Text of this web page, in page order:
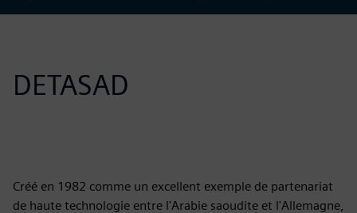
DETASAD
Créé en 1982 comme un excellent exemple de partenariat
de haute technologie entre l'Arabie saoudite et l'Allemagne,